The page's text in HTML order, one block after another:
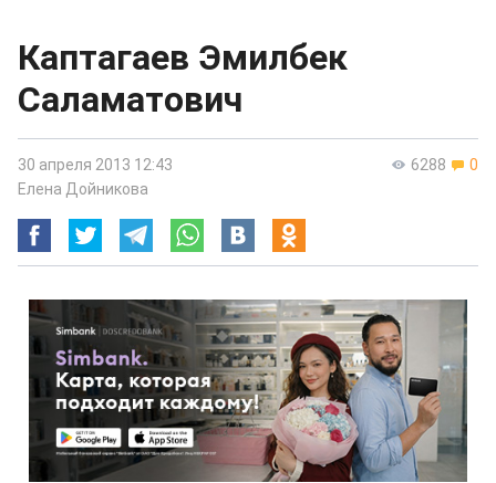
Каптагаев Эмилбек
Саламатович
6288 0
30 апреля 2013 12:43
Елена Дойникова